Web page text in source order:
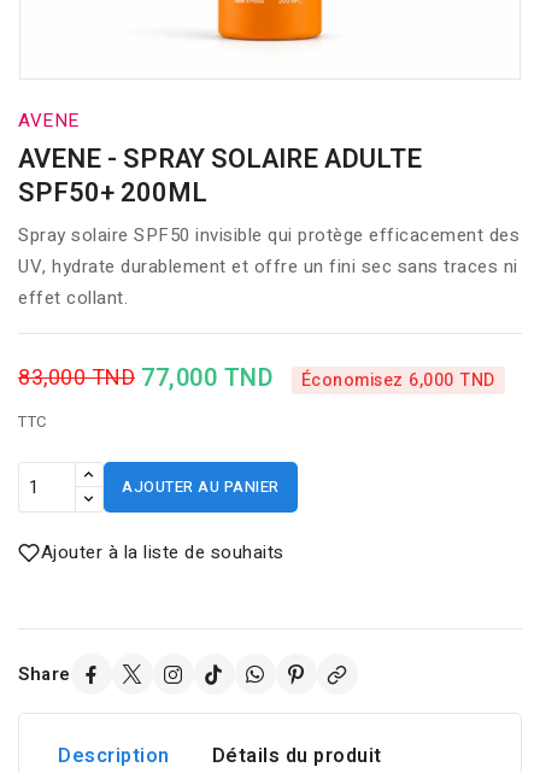
AVENE
AVENE - SPRAY SOLAIRE ADULTE
SPF50+ 200ML
Spray solaire SPF50 invisible qui protège efficacement des
UV, hydrate durablement et offre un fini sec sans traces ni
effet collant.
83,000 TND 77,000 TND Économisez 6,000 TND
TTC
AJOUTER AU PANIER
Ajouter à la liste de souhaits
Share
Description Détails du produit